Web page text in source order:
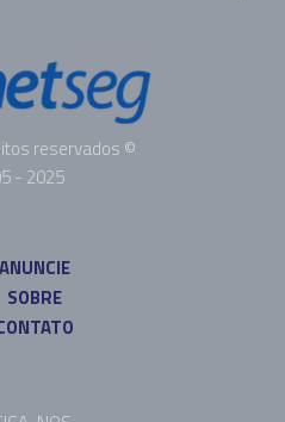
reservados ©
- 2025
ANUNCIE
SOBRE